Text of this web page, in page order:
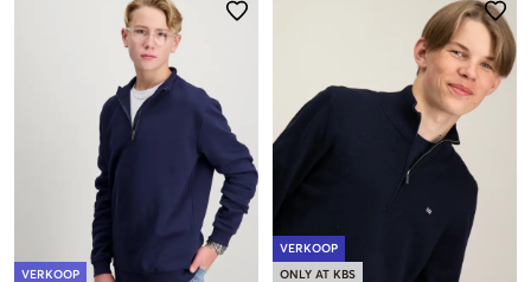
VERKOOP
VERKOOP
ONLY AT KBS